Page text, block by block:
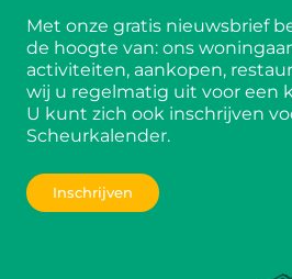
Met onze gratis nieuwsbrief
de hoogte van: ons
activiteiten, aankopen,
wij u regelmatig uit voor een
U kunt zich ook inschrijven
Scheurkalender.
Inschrijven